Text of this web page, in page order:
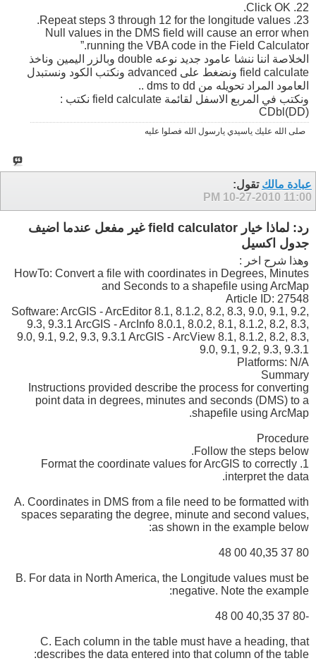
22. Click OK.
23. Repeat steps 3 through 12 for the longitude values.
Null values in the DMS field will cause an error when
running the VBA code in the Field Calculator.”
الخلاصة اننا ننشا عامود جديد نوعه double وبالزر اليمين وناخذ
field calculate ونضغط على advanced ونكتب الكود ونستبدل
العامود المراد تحويله من dms to dd ..
ونكتب في المربع الاسفل لقائمة field calculate نكتب :
CDbl(DD)
صلى الله عليك ياسيدي يارسول الله فصلوا عليه
عبادة مالك تقول:
10-27-2010 11:00 PM
رد: لماذا خيار field calculator غير مفعل عندما اضيف
جدول اكسيل
وهذا شرح اخر :
HowTo: Convert a file with coordinates in Degrees, Minutes
and Seconds to a shapefile using ArcMap
Article ID: 27548
Software: ArcGIS - ArcEditor 8.1, 8.1.2, 8.2, 8.3, 9.0, 9.1, 9.2,
9.3, 9.3.1 ArcGIS - ArcInfo 8.0.1, 8.0.2, 8.1, 8.1.2, 8.2, 8.3,
9.0, 9.1, 9.2, 9.3, 9.3.1 ArcGIS - ArcView 8.1, 8.1.2, 8.2, 8.3,
9.0, 9.1, 9.2, 9.3, 9.3.1
Platforms: N/A
Summary
Instructions provided describe the process for converting
point data in degrees, minutes and seconds (DMS) to a
shapefile using ArcMap.
Procedure
Follow the steps below.
1. Format the coordinate values for ArcGIS to correctly
interpret the data.
A. Coordinates in DMS from a file need to be formatted with
spaces separating the degree, minute and second values,
as shown in the example below:
80 37 40,35 00 48
B. For data in North America, the Longitude values must be
negative. Note the example:
-80 37 40,35 00 48
C. Each column in the table must have a heading, that
describes the data entered into that column of the table: